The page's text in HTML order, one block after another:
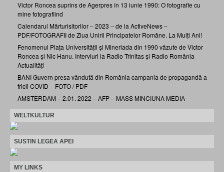
Victor Roncea suprins de Agerpres în 13 iunie 1990: O fotografie cu
mine fotografiind
Calendarul Mărturisitorilor – 2023 – de la ActiveNews –
PDF/FOTOGRAFII de Ziua Unirii Principatelor Române. La Mulți Ani!
Fenomenul Piața Universității și Mineriada din 1990 văzute de Victor
Roncea și Nic Hanu. Interviuri la Radio Trinitas și Radio România
Actualități
BANI Guvern presa vândută din România campania de propagandă a
fricii COVID – FOTO / PDF
AMSTERDAM – 2.01. 2022 – AFP – MASS MINCIUNA MEDIA
WELTKULTUR
SUSTIN LEGEA APEI
MY LINKS